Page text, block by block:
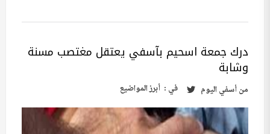
درك جمعة اسحيم بآسفي يعتقل مغتصب مسنة
وشابة
منأسفي اليوم في : أبرز المواضيع